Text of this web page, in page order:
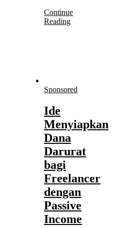
Continue
Reading
Sponsored
Ide
Menyiapkan
Dana
Darurat
bagi
Freelancer
dengan
Passive
Income